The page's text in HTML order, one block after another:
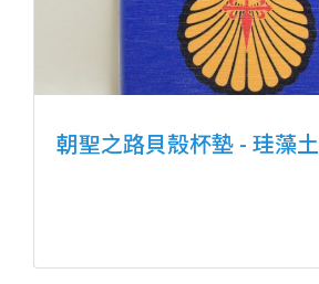
朝聖之路貝殼杯墊 - 珪藻土